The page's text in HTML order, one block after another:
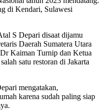
di Kendari, Sulawesi
S Depari disaat dijamu
Daerah Sumatera Utara
Kaiman Turnip dan Ketua
satu restoran di Jakarta
mengatakan,
karena sudah paling siap